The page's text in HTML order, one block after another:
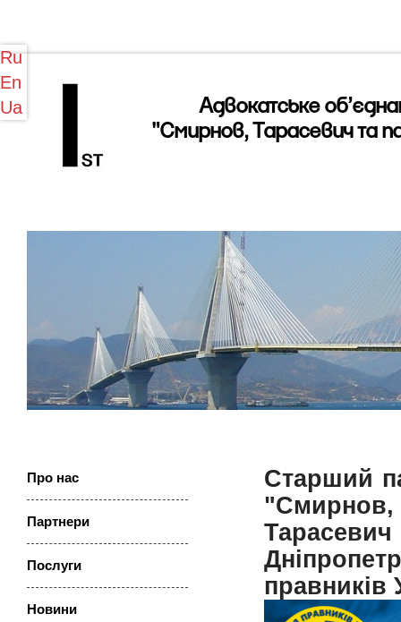
Ru
En
Ua
Адвокатське
"Смирнов, Тарасевич та
Про нас
Партнери
Послуги
Новини
Старший
"Смирнов,
правників